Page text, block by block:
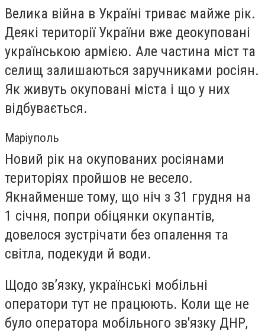
Велика війна в Україні триває майже рік.
Деякі території України вже деокуповані
українською армією. Але частина міст та
селищ залишаються заручниками росіян.
Як живуть окуповані міста і що у них
відбувається.
Маріуполь
Новий рік на окупованих росіянами
територіях пройшов не весело.
Якнайменше тому, що ніч з 31 грудня на
1 січня, попри обіцянки окупантів,
довелося зустрічати без опалення та
світла, подекуди й води.
Щодо зв’язку, українські мобільні
оператори тут не працюють. Коли ще не
було оператора мобільного зв'язку ДНР,